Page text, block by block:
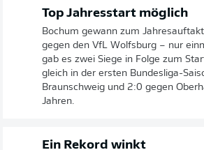
Top Jahresstart möglich
Bochum gewann zum
gegen den VfL Wolfsburg – nur
gab es zwei Siege in Folge zum
gleich in der ersten Bundesliga-
Braunschweig und 2:0 gegen
Jahren.
Ein Rekord winkt